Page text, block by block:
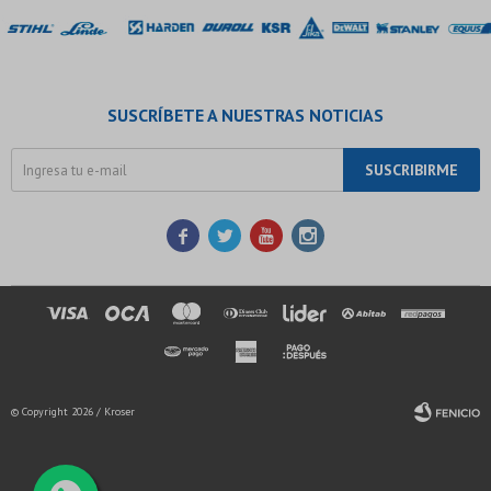
SUSCRÍBETE A NUESTRAS NOTICIAS
SUSCRIBIRME
   
© Copyright 2026 / Kroser